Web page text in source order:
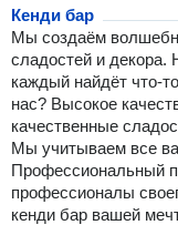
Кенди бар
Мы создаём
сладостей и
каждый найдёт что-
нас? Высокое
качественные
Мы учитываем все
Профессиональный
профессионалы
кенди бар вашей